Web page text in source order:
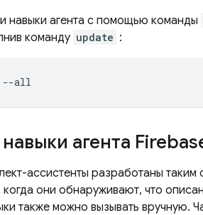
навыки агента с помощью команды
команду update :
агента
ассистенты разработаны
когда они обнаруживают, что
также можно вызывать вручную.